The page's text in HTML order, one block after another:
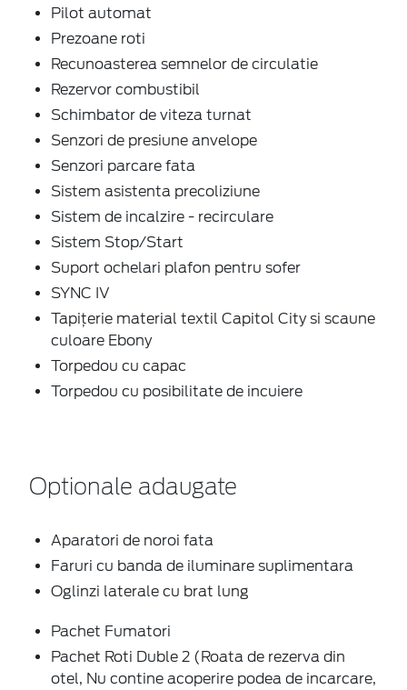
Pilot automat
Prezoane roti
Recunoasterea semnelor de circulatie
Rezervor combustibil
Schimbator de viteza turnat
Senzori de presiune anvelope
Senzori parcare fata
Sistem asistenta precoliziune
Sistem de incalzire - recirculare
Sistem Stop/Start
Suport ochelari plafon pentru sofer
SYNC IV
Tapițerie material textil Capitol City si scaune
culoare Ebony
Torpedou cu capac
Torpedou cu posibilitate de incuiere
Optionale adaugate
Aparatori de noroi fata
Faruri cu banda de iluminare suplimentara
Oglinzi laterale cu brat lung
Pachet Fumatori
Pachet Roti Duble 2 (Roata de rezerva din
otel, Nu contine acoperire podea de incarcare,